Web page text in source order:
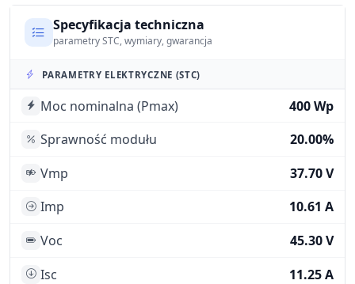
Specyfikacja techniczna
parametry STC, wymiary, gwarancja
PARAMETRY ELEKTRYCZNE (STC)
Moc nominalna (Pmax)
400 Wp
Sprawność modułu
20.00%
Vmp
37.70 V
Imp
10.61 A
Voc
45.30 V
Isc
11.25 A